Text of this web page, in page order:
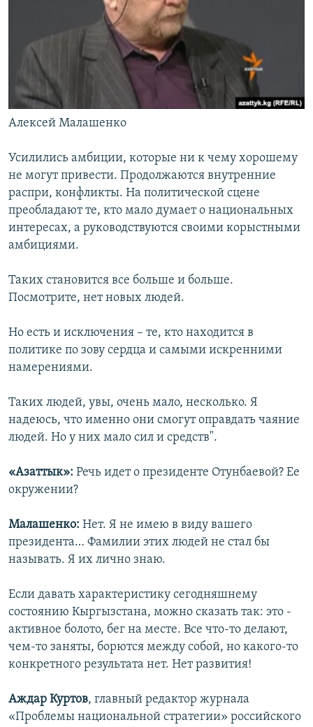
Алексей Малашенко
Усилились амбиции, которые ни к чему хорошему
не могут привести. Продолжаются внутренние
распри, конфликты. На политической сцене
преобладают те, кто мало думает о национальных
интересах, а руководствуются своими корыстными
амбициями.
Таких становится все больше и больше.
Посмотрите, нет новых людей.
Но есть и исключения – те, кто находится в
политике по зову сердца и самыми искренними
намерениями.
Таких людей, увы, очень мало, несколько. Я
надеюсь, что именно они смогут оправдать чаяние
людей. Но у них мало сил и средств".
«Азаттык»: Речь идет о президенте Отунбаевой? Ее
окружении?
Малашенко: Нет. Я не имею в виду вашего
президента… Фамилии этих людей не стал бы
называть. Я их лично знаю.
Если давать характеристику сегодняшнему
состоянию Кыргызстана, можно сказать так: это -
активное болото, бег на месте. Все что-то делают,
чем-то заняты, борются между собой, но какого-то
конкретного результата нет. Нет развития!
Аждар Куртов, главный редактор журнала
«Проблемы национальной стратегии» российского